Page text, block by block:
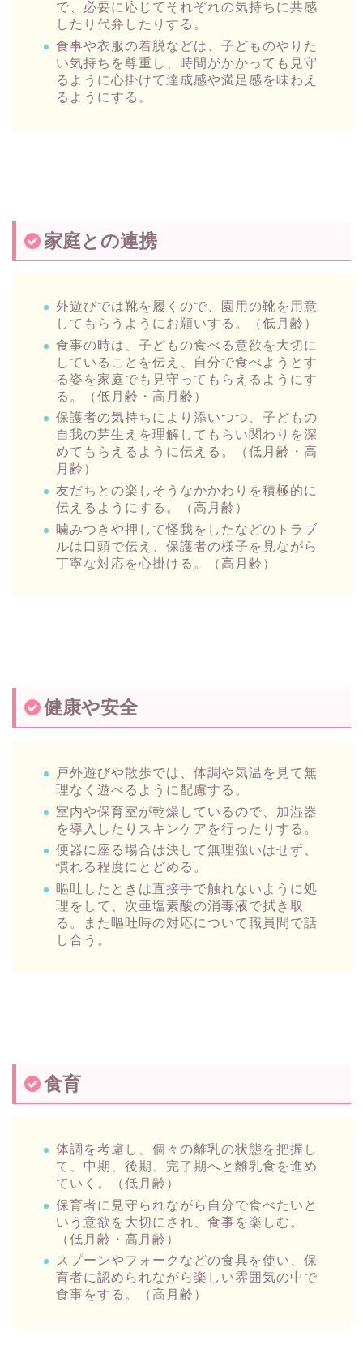
で、必要に応じてそれぞれの気持ちに共感
したり代弁したりする。
食事や衣服の着脱などは、子どものやりた
い気持ちを尊重し、時間がかかっても見守
るように心掛けて達成感や満足感を味わえ
るようにする。
家庭との連携
外遊びでは靴を履くので、園用の靴を用意
してもらうようにお願いする。（低月齢）
食事の時は、子どもの食べる意欲を大切に
していることを伝え、自分で食べようとす
る姿を家庭でも見守ってもらえるようにす
る。（低月齢・高月齢）
保護者の気持ちにより添いつつ、子どもの
自我の芽生えを理解してもらい関わりを深
めてもらえるように伝える。（低月齢・高
月齢）
友だちとの楽しそうなかかわりを積極的に
伝えるようにする。（高月齢）
噛みつきや押して怪我をしたなどのトラブ
ルは口頭で伝え、保護者の様子を見ながら
丁寧な対応を心掛ける。（高月齢）
健康や安全
戸外遊びや散歩では、体調や気温を見て無
理なく遊べるように配慮する。
室内や保育室が乾燥しているので、加湿器
を導入したりスキンケアを行ったりする。
便器に座る場合は決して無理強いはせず、
慣れる程度にとどめる。
嘔吐したときは直接手で触れないように処
理をして、次亜塩素酸の消毒液で拭き取
る。また嘔吐時の対応について職員間で話
し合う。
食育
体調を考慮し、個々の離乳の状態を把握し
て、中期、後期、完了期へと離乳食を進め
ていく。（低月齢）
保育者に見守られながら自分で食べたいと
いう意欲を大切にされ、食事を楽しむ。
（低月齢・高月齢）
スプーンやフォークなどの食具を使い、保
育者に認められながら楽しい雰囲気の中で
食事をする。（高月齢）